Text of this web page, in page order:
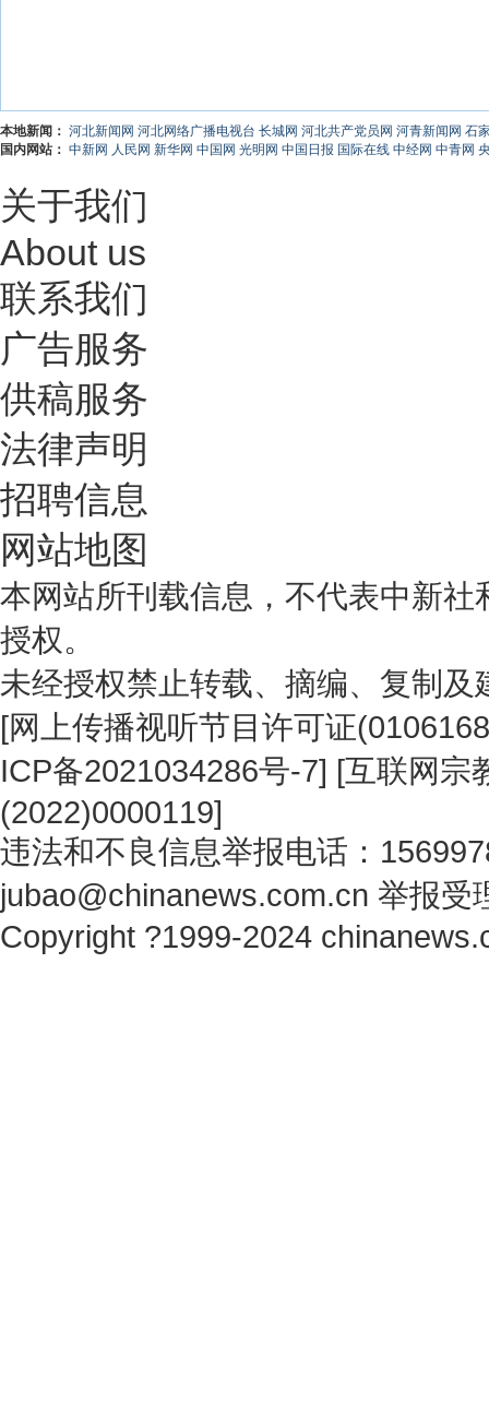
本地新闻： 河北新闻网 河北网络广播电视台 长城网 河北共产党员网 河青新闻网 石
国内网站： 中新网 人民网 新华网 中国网 光明网 中国日报 国际在线 中经网 中青网
关于我们
About us
联系我们
广告服务
供稿服务
法律声明
招聘信息
网站地图
本网站所刊载信息，不代表中新
授权。
未经授权禁止转载、摘编、复制
[网上传播视听节目许可证
ICP备2021034286号-7] [互联网宗
(2022)0000119]
违法和不良信息举报电话：
jubao@chinanews.com.cn 举报受
Copyright ?1999-2024